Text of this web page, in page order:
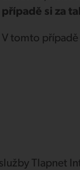
případě si za
V tomto
Tlapnet